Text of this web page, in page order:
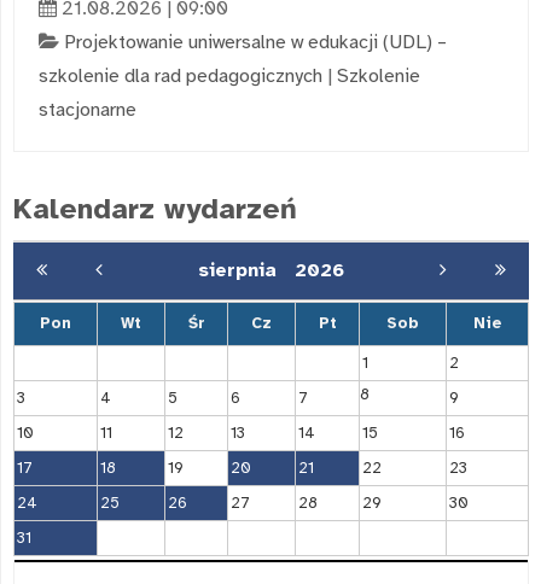
21.08.2026 | 09:00
Projektowanie uniwersalne w edukacji (UDL) –
szkolenie dla rad pedagogicznych | Szkolenie
stacjonarne
Kalendarz wydarzeń
sierpnia 2026
Pon Wt Śr Cz Pt Sob Nie
1
2
3
4 5 6 7 8
9
10
11 12 13 14 15
16
17
18 19 20 21 22
23
24
25 26 27 28 29
30
31